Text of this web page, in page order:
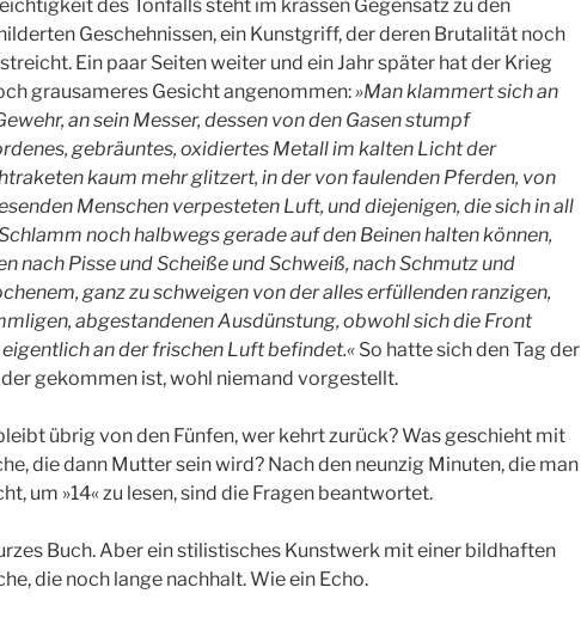
des Tonfalls steht im krassen Gegensatz zu den
Geschehnissen, ein Kunstgriff, der deren Brutalität noch
Ein paar Seiten weiter und ein Jahr später hat der Krieg
grausameres Gesicht angenommen:»Man klammert sich an
an sein Messer, dessen von den Gasen stumpf
gebräuntes, oxidiertes Metall im kalten Licht der
kaum mehr glitzert, in der von faulenden Pferden, von
Menschen verpesteten Luft, und diejenigen, die sich in all
noch halbwegs gerade auf den Beinen halten können,
nach Pisse und Scheiße und Schweiß, nach Schmutz und
ganz zu schweigen von der alles erfüllenden ranzigen,
abgestandenen Ausdünstung, obwohl sich die Front
an der frischen Luft befindet.« So hatte sich den Tag der
der gekommen ist, wohl niemand vorgestellt.
übrig von den Fünfen, wer kehrt zurück? Was geschieht mit
die dann Mutter sein wird? Nach den neunzig Minuten, die man
um »14« zu lesen, sind die Fragen beantwortet.
Buch. Aber ein stilistisches Kunstwerk mit einer bildhaften
die noch lange nachhalt. Wie ein Echo.